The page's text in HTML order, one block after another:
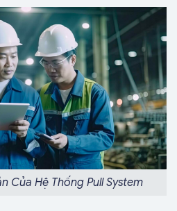
Của Hệ Thống Pull System